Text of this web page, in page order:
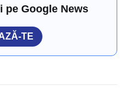
pe Google News
TE